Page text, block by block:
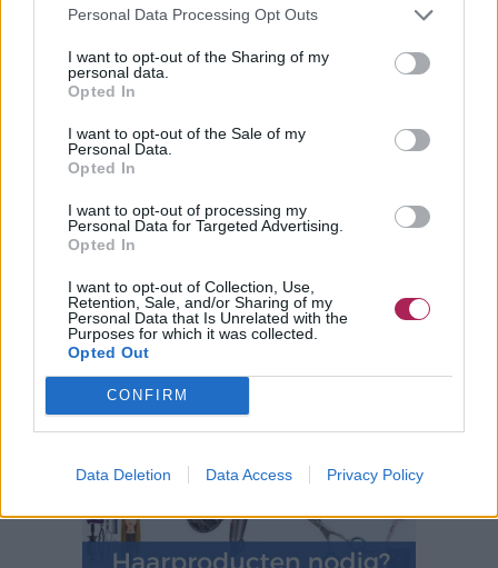
Personal Data Processing Opt Outs
I want to opt-out of the Sharing of my
personal data.
Opted In
I want to opt-out of the Sale of my
Personal Data.
Opted In
I want to opt-out of processing my
Personal Data for Targeted Advertising.
Opted In
I want to opt-out of Collection, Use,
Retention, Sale, and/or Sharing of my
Personal Data that Is Unrelated with the
Purposes for which it was collected.
Opted Out
CONFIRM
Data Deletion Data Access Privacy Policy